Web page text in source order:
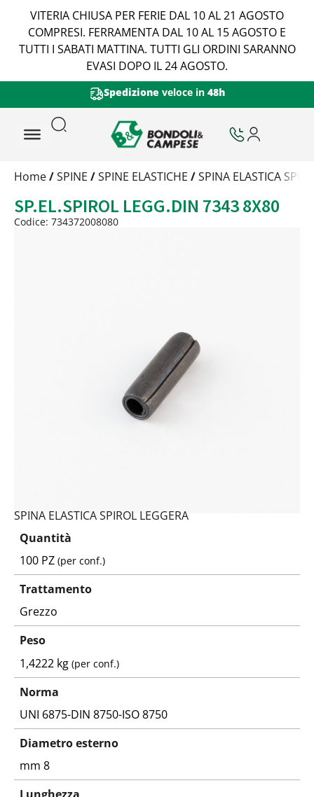
VITERIA CHIUSA PER FERIE DAL 10 AL 21 AGOSTO
COMPRESI. FERRAMENTA DAL 10 AL 15 AGOSTO E
TUTTI I SABATI MATTINA. TUTTI GLI ORDINI SARANNO
EVASI DOPO IL 24 AGOSTO.
Spedizione veloce in 48h
Trattamento
Peso
Quantità
Home/SPINE /SPINE ELASTICHE /SPINA ELASTICA
SP.EL.SPIROL LEGG.DIN 7343 8X80
Codice: 734372008080
SPINA ELASTICA SPIROL LEGGERA
Quantità
100 PZ(per conf.)
Trattamento
Grezzo
Peso
1,4222 kg(per conf.)
Norma
UNI 6875-DIN 8750-ISO 8750
Diametro esterno
mm 8